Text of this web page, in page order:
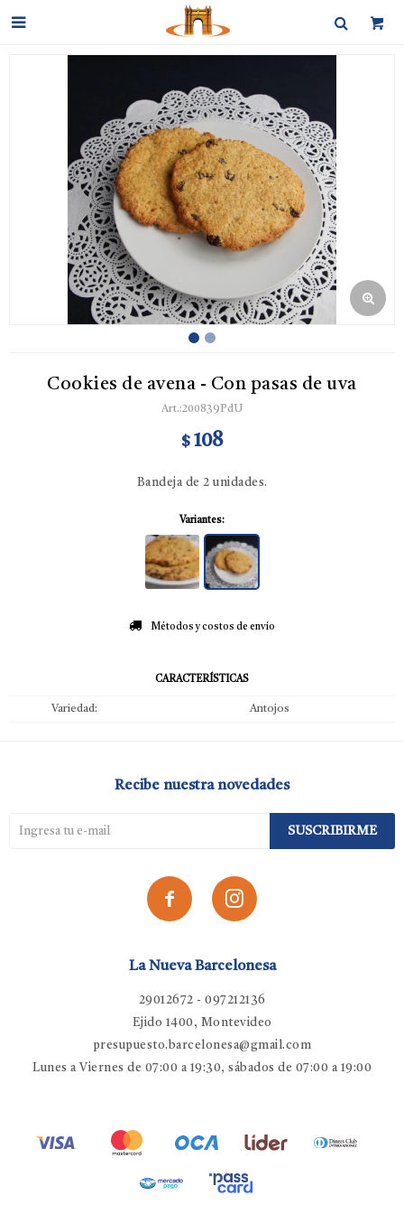

Cookies de avena - Con pasas de uva
200839PdU
$ 108
Bandeja de 2 unidades.
Variantes:
Métodos y costos de envío
CARACTERÍSTICAS
Variedad Antojos
La Nueva Barcelonesa
29012672 - 097212136
Ejido 1400, Montevideo
presupuesto.barcelonesa@gmail.com
Lunes a Viernes de 07:00 a 19:30, sábados de 07:00 a 19:00
Recibe nuestra novedades
SUSCRIBIRME
 